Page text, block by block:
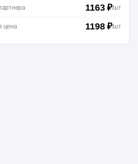
партнера 2000 ₽
цена 2040 ₽